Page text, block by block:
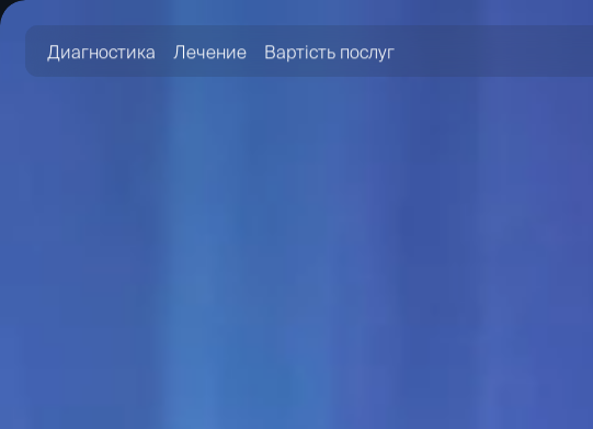
Диагностика Лечение Вартість послуг